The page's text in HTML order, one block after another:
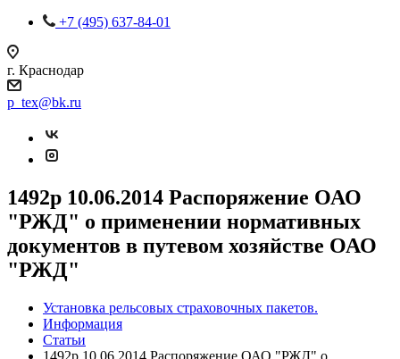
+7 (495) 637-84-01
г. Краснодар
p_tex@bk.ru
1492р 10.06.2014 Распоряжение ОАО
"РЖД" о применении нормативных
документов в путевом хозяйстве ОАО
"РЖД"
Установка рельсовых страховочных пакетов.
Информация
Статьи
1492р 10.06.2014 Распоряжение ОАО "РЖД" о